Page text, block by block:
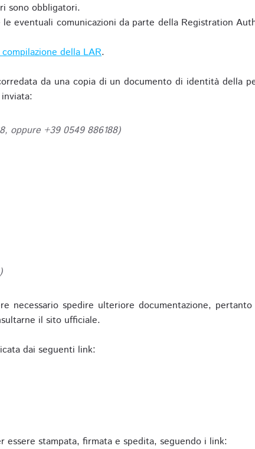
sono obbligatori.
eventuali comunicazioni da parte della Registration
della LAR.
da una copia di un documento di identità della
oppure +39 0549 886188)
necessario spedire ulteriore documentazione,
il sito ufficiale.
dai seguenti link:
stampata, firmata e spedita, seguendo i link: